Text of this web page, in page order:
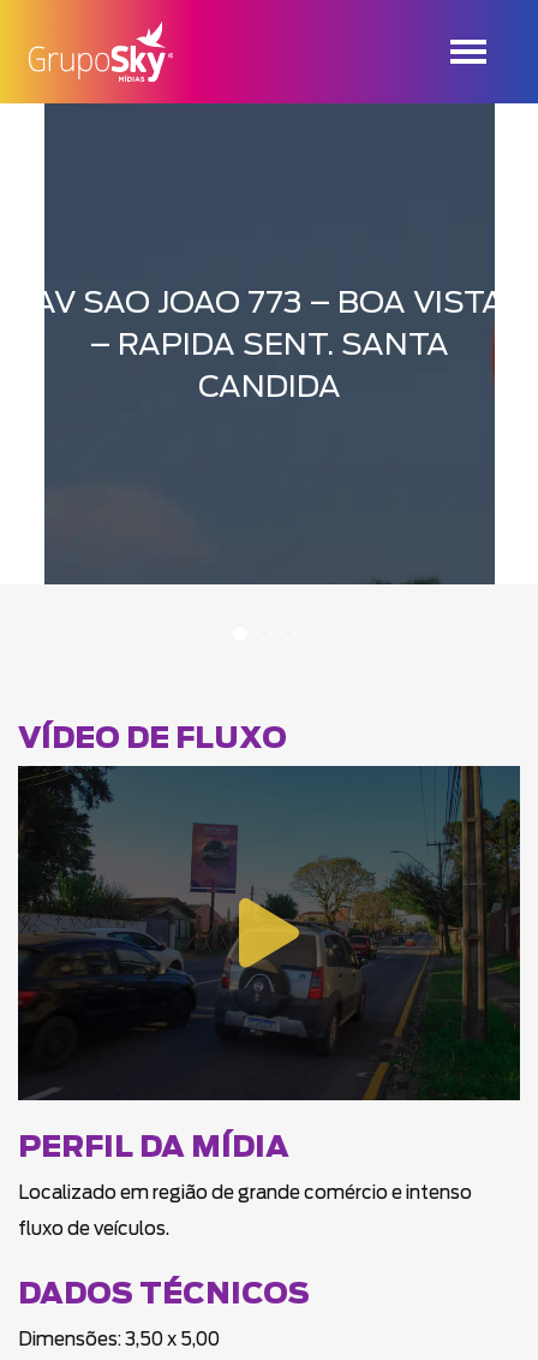
AV SAO JOAO 773 – BOA VISTA
– RAPIDA SENT. SANTA
CANDIDA
VÍDEO DE FLUXO
PERFIL DA MÍDIA
Localizado em região de grande comércio e intenso
fluxo de veículos.
DADOS TÉCNICOS
Dimensões: 3,50 x 5,00